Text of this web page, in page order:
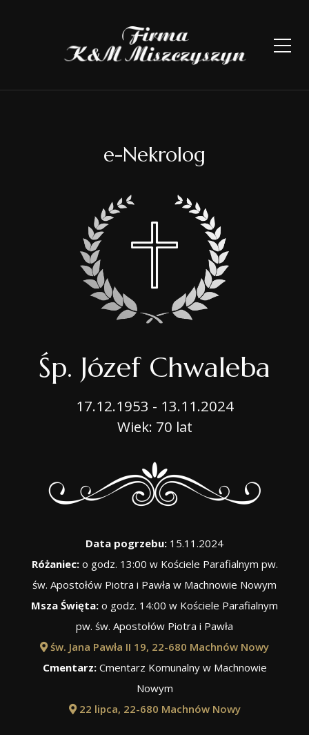
e-Nekrolog
Śp. Józef Chwaleba
17.12.1953 - 13.11.2024
Wiek: 70 lat
Data pogrzebu: 15.11.2024
Różaniec:o godz. 13:00 w Kościele Parafialnym pw.
św. Apostołów Piotra i Pawła w Machnowie Nowym
Msza Święta: o godz. 14:00 w Kościele Parafialnym
pw. św. Apostołów Piotra i Pawła
św. Jana Pawła II 19, 22-680 Machnów Nowy
Cmentarz:Cmentarz Komunalny w Machnowie
Nowym
22 lipca, 22-680 Machnów Nowy